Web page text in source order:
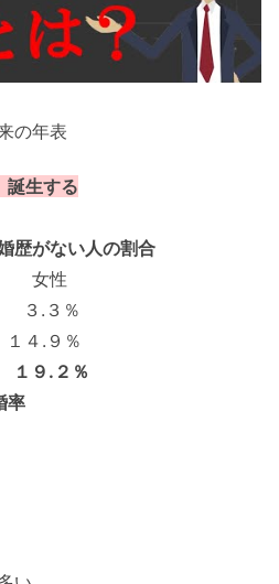
の年表
誕生する
歴がない人の割合
性
.３％
４.９％
９.２％
率